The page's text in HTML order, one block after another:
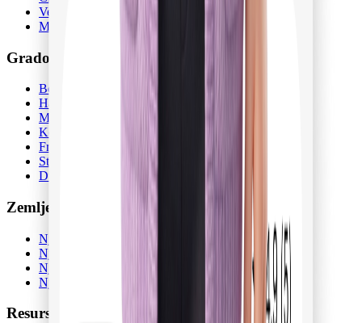
Verifikacija njegovatelja
Mobilna aplikacija
Gradovi
Berlin
Hamburg
München
Köln
Frankfurt am Main
Stuttgart
Düsseldorf
Zemlje podrijetla
Njegovateljice iz Poljske
Njegovateljice iz Ukrajine
Njegovateljice iz Rumunjske
Njegovateljice iz Bugarske
Resursi